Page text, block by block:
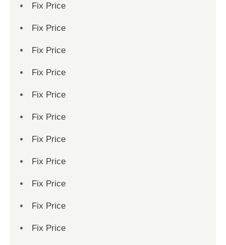
Fix Price
Fix Price
Fix Price
Fix Price
Fix Price
Fix Price
Fix Price
Fix Price
Fix Price
Fix Price
Fix Price